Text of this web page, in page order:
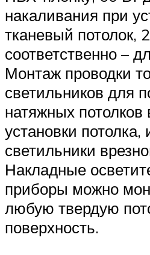
накаливания при
тканевый потолок,
соответственно –
Монтаж проводки
светильников для
натяжных
установки потолка,
светильники
Накладные
приборы можно
любую твердую
поверхность.